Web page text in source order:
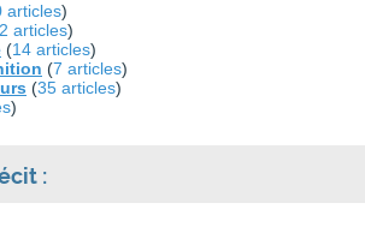
articles)
articles)
(14 articles)
(7 articles)
(35 articles)
)
: